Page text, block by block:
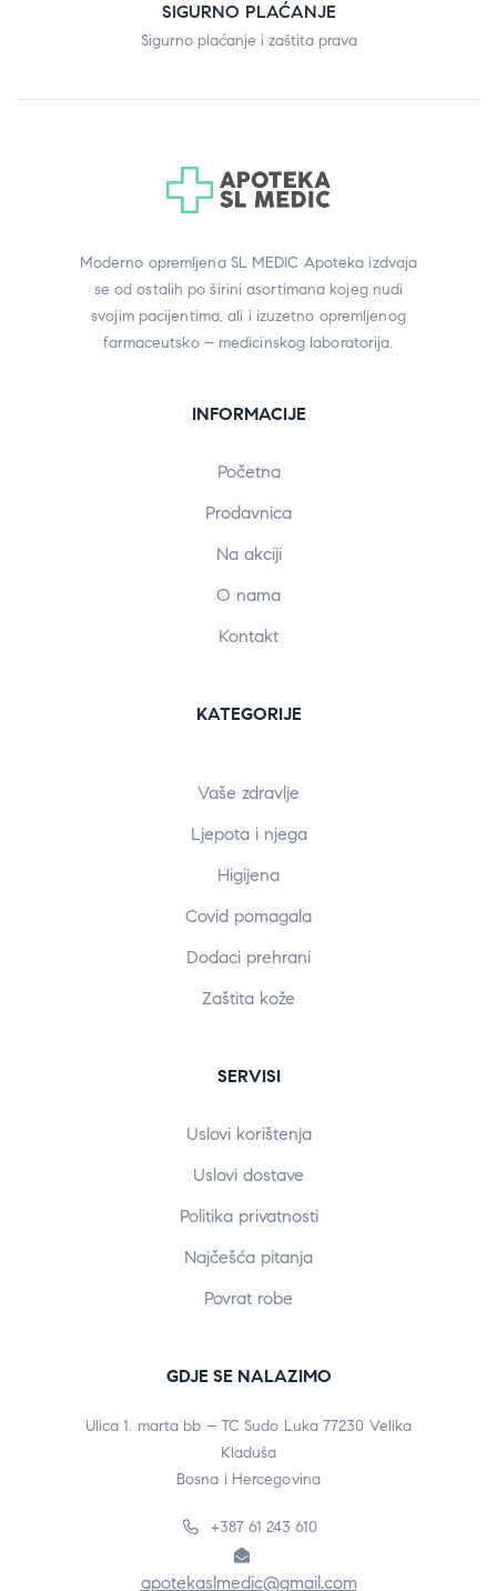
SIGURNO PLAĆANJE
Sigurno plaćanje i zaštita prava
Moderno opremljena SL MEDIC Apoteka izdvaja
se od ostalih po širini asortimana kojeg nudi
svojim pacijentima, ali i izuzetno opremljenog
farmaceutsko – medicinskog laboratorija.
INFORMACIJE
Početna
Prodavnica
Na akciji
O nama
Kontakt
KATEGORIJE
Vaše zdravlje
Ljepota i njega
Higijena
Covid pomagala
Dodaci prehrani
Zaštita kože
SERVISI
Uslovi korištenja
Uslovi dostave
Politika privatnosti
Najčešća pitanja
Povrat robe
GDJE SE NALAZIMO
Ulica 1. marta bb – TC Sudo Luka 77230 Velika
Kladuša
Bosna i Hercegovina
+387 61 243 610
apotekaslmedic@gmail.com